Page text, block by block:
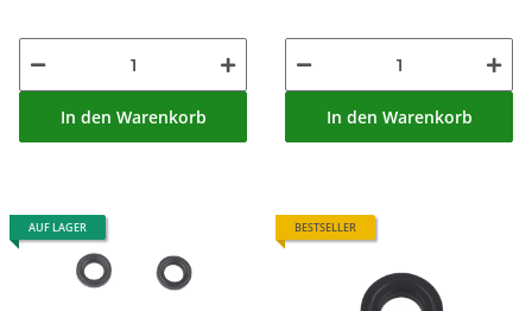
In den Warenkorb In den Warenkorb
AUF LAGER BESTSELLER